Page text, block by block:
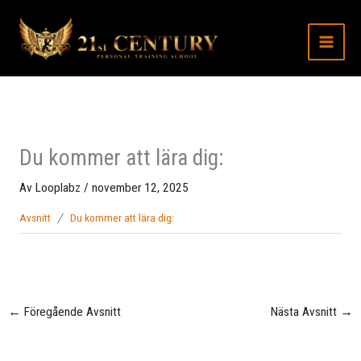
innehåll
Du kommer att lära dig:
Av Looplabz / november 12, 2025
Avsnitt Du kommer att lära dig:
← Föregående Avsnitt Nästa Avsnitt →